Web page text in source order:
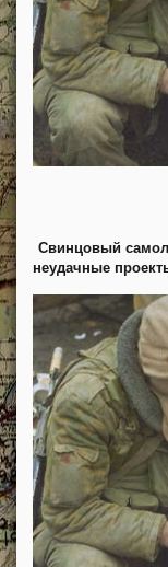
Свинцовый
неудачные